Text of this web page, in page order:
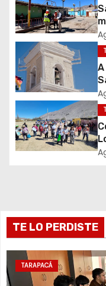
c
i
ó
n
d
e
t
r
a
TE LO PERDISTE
TARAPACÁ